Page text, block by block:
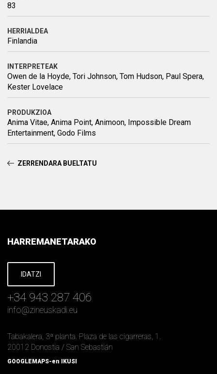
83
HERRIALDEA
Finlandia
INTERPRETEAK
Owen de la Hoyde, Tori Johnson, Tom Hudson, Paul Spera,
Kester Lovelace
PRODUKZIOA
Anima Vitae, Anima Point, Animoon, Impossible Dream
Entertainment, Godo Films
ZERRENDARA BUELTATU
HARREMANETARAKO
IDATZI
+34 943 287 406
info@zineuskadi.eu
Tabakalera, 3ª planta. Plaza de las cigarreras, 1.
20012 Donostia / San Sebastián
GOOGLEMAPS-en IKUSI